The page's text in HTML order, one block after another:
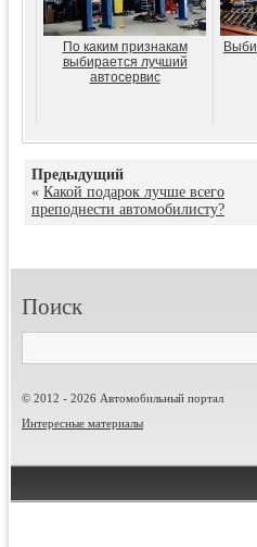
По каким признакам
выбирается лучший
автосервис
Предыдущий
« Какой подарок лучше всего
преподнести автомобилисту?
Поиск
© 2012 - 2026 Автомобильный портал
Интересные материалы